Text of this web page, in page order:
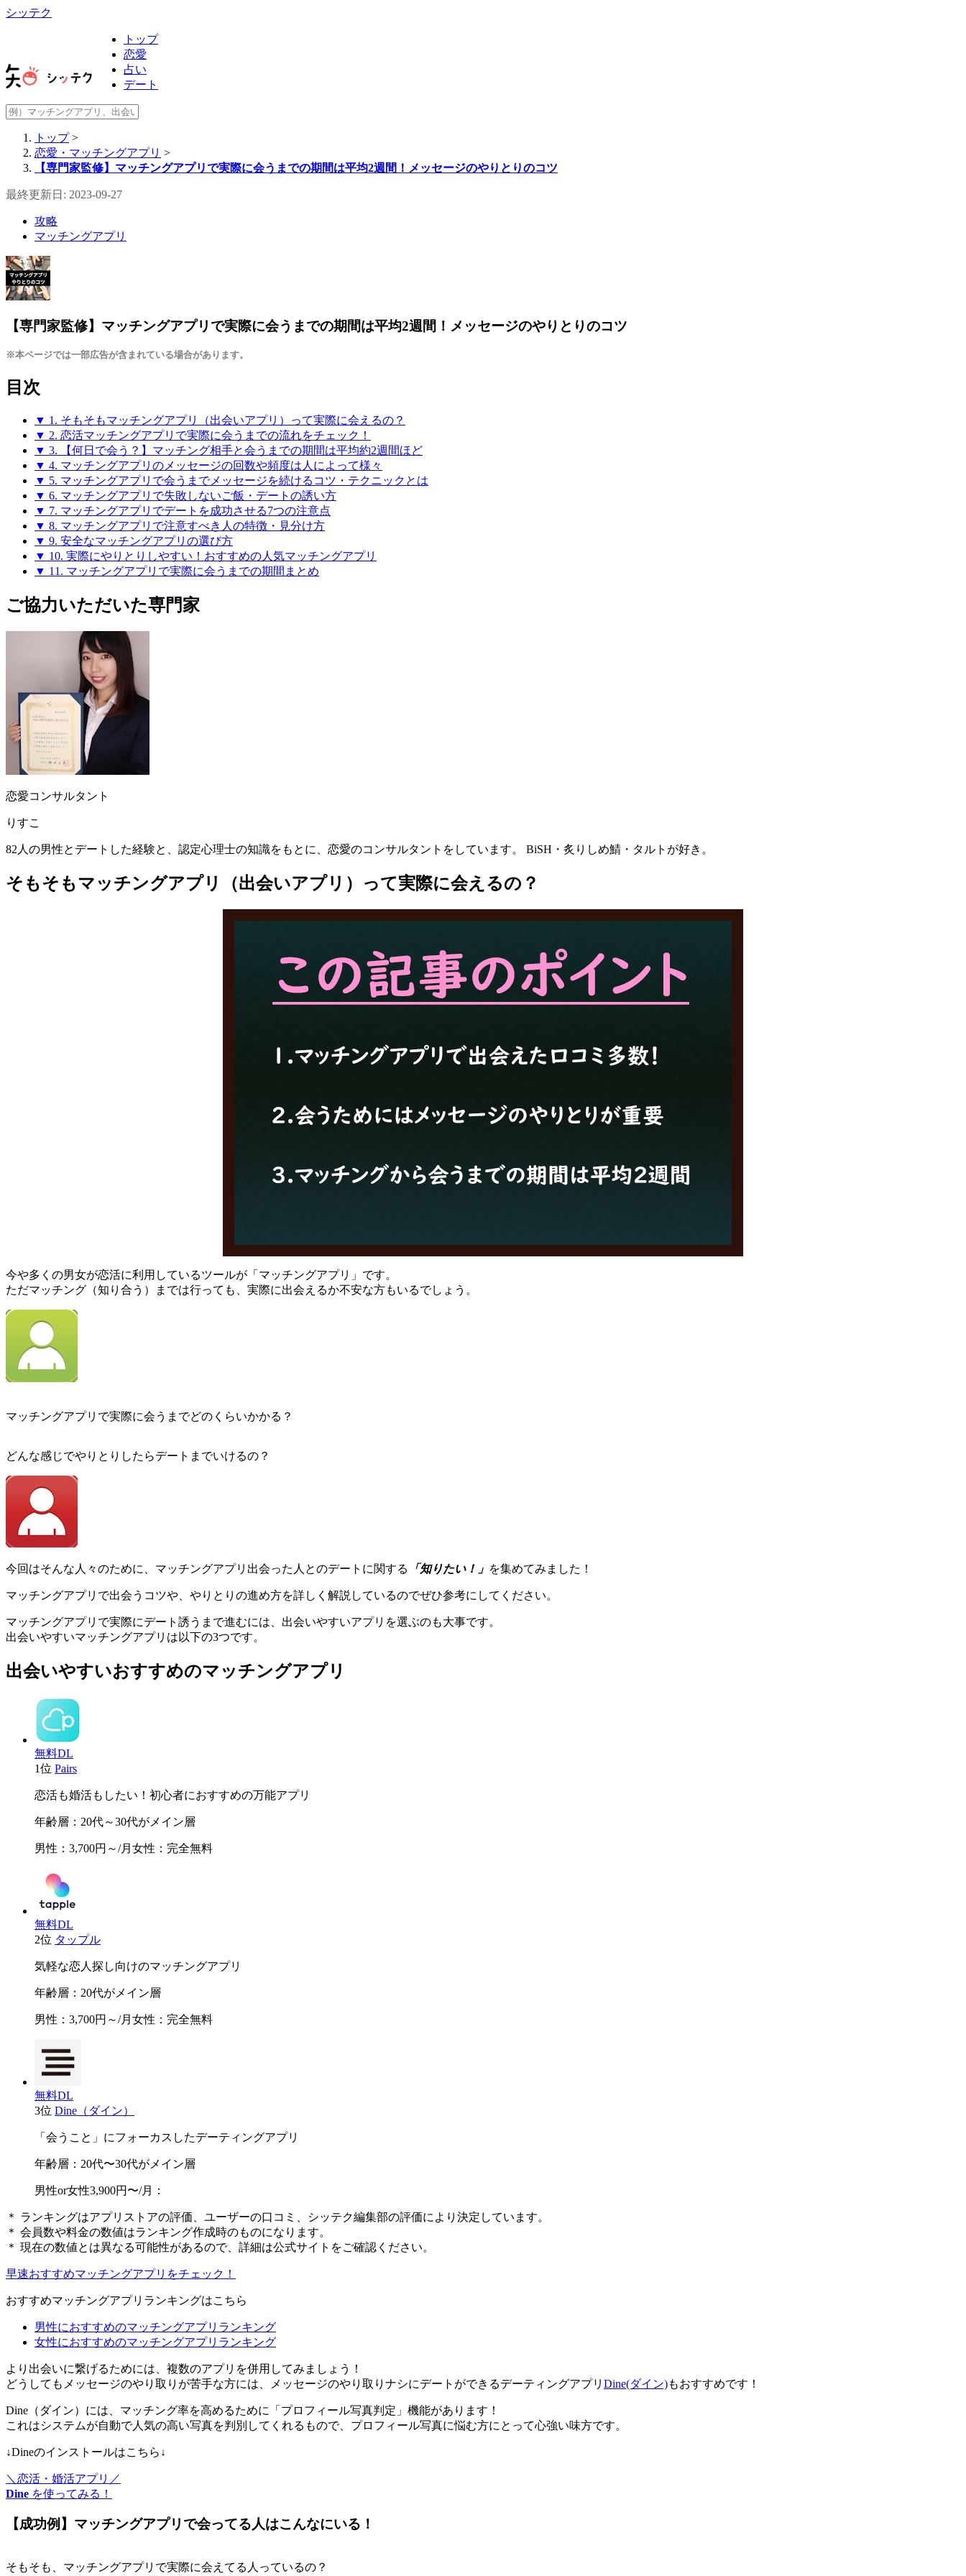
シッテク
トップ
恋愛
占い
デート
トップ>
恋愛・マッチングアプリ >
【専門家監修】マッチングアプリで実際に会うまでの期間は平均2週間！メッセージのやりとりのコツ
最終更新日: 2023-09-27
攻略
マッチングアプリ
【専門家監修】マッチングアプリで実際に会うまでの期間は平均2週間！メッセージのやりとりのコツ
※本ページでは一部広告が含まれている場合があります。
目次
▼ 1. そもそもマッチングアプリ（出会いアプリ）って実際に会えるの？
▼ 2. 恋活マッチングアプリで実際に会うまでの流れをチェック！
▼ 3. 【何日で会う？】マッチング相手と会うまでの期間は平均約2週間ほど
▼ 4. マッチングアプリのメッセージの回数や頻度は人によって様々
▼ 5. マッチングアプリで会うまでメッセージを続けるコツ・テクニックとは
▼ 6. マッチングアプリで失敗しないご飯・デートの誘い方
▼ 7. マッチングアプリでデートを成功させる7つの注意点
▼ 8. マッチングアプリで注意すべき人の特徴・見分け方
▼ 9. 安全なマッチングアプリの選び方
▼ 10. 実際にやりとりしやすい！おすすめの人気マッチングアプリ
▼ 11. マッチングアプリで実際に会うまでの期間まとめ
ご協力いただいた専門家
恋愛コンサルタント
りすこ
82人の男性とデートした経験と、認定心理士の知識をもとに、恋愛のコンサルタントをしています。 BiSH・炙りしめ鯖・タルトが好き。
そもそもマッチングアプリ（出会いアプリ）って実際に会えるの？
今や多くの男女が恋活に利用しているツールが「マッチングアプリ」です。
ただマッチング（知り合う）までは行っても、実際に出会えるか不安な方もいるでしょう。
マッチングアプリで実際に会うまでどのくらいかかる？
どんな感じでやりとりしたらデートまでいけるの？
今回はそんな人々のために、マッチングアプリ出会った人とのデートに関する 「知りたい！」 を集めてみました！
マッチングアプリで出会うコツや、やりとりの進め方を詳しく解説しているのでぜひ参考にしてください。
マッチングアプリで実際にデート誘うまで進むには、 出会いやすいアプリを選ぶのも大事です。
出会いやすいマッチングアプリは以下の3つです。
出会いやすいおすすめのマッチングアプリ
無料DL
1位 Pairs
恋活も婚活もしたい！初心者におすすめの万能アプリ
年齢層 ：20代～30代がメイン層
男性 ：3,700円～/月 女性 ：完全無料
無料DL
2位 タップル
気軽な恋人探し向けのマッチングアプリ
年齢層 ：20代がメイン層
男性 ：3,700円～/月 女性 ：完全無料
無料DL
3位 Dine（ダイン）
「会うこと」にフォーカスしたデーティングアプリ
年齢層 ：20代〜30代がメイン層
男性or女性3,900円〜/月：
＊ ランキングはアプリストアの評価、ユーザーの口コミ、シッテク編集部の評価により決定しています。
＊ 会員数や料金の数値はランキング作成時のものになります。
＊ 現在の数値とは異なる可能性があるので、詳細は公式サイトをご確認ください。
早速おすすめマッチングアプリをチェック！
おすすめマッチングアプリランキングはこちら
男性におすすめのマッチングアプリランキング
女性におすすめのマッチングアプリランキング
より出会いに繋げるためには、 複数のアプリを併用 してみましょう！
どうしてもメッセージのやり取りが苦手な方には、メッセージのやり取りナシにデートができるデーティングアプリ Dine(ダイン)もおすすめです！
Dine（ダイン）には、マッチング率を高めるために「プロフィール写真判定」機能があります！
これはシステムが自動で人気の高い写真を判別してくれるもので、プロフィール写真に悩む方にとって心強い味方です。
↓Dineのインストールはこちら↓
＼恋活・婚活アプリ／
Dine を使ってみる！
【成功例】マッチングアプリで会ってる人はこんなにいる！
そもそも、マッチングアプリで実際に会えてる人っているの？